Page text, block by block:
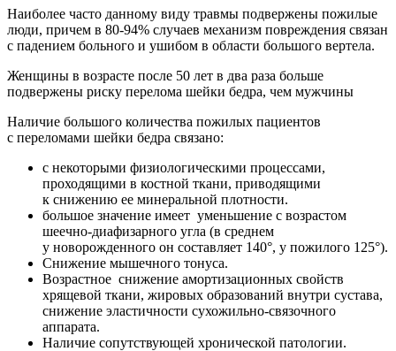
Наиболее часто данному виду травмы подвержены пожилые
люди, причем в 80-94% случаев механизм повреждения связан
с падением больного и ушибом в области большого вертела.
Женщины в возрасте после 50 лет в два раза больше
подвержены риску перелома шейки бедра, чем мужчины
Наличие большого количества пожилых пациентов
с переломами шейки бедра связано:
с некоторыми физиологическими процессами,
проходящими в костной ткани, приводящими
к снижению ее минеральной плотности.
большое значение имеет уменьшение с возрастом
шеечно-диафизарного угла (в среднем
у новорожденного он составляет 140°, у пожилого 125°).
Снижение мышечного тонуса.
Возрастное снижение амортизационных свойств
хрящевой ткани, жировых образований внутри сустава,
снижение эластичности сухожильно-связочного
аппарата.
Наличие сопутствующей хронической патологии.